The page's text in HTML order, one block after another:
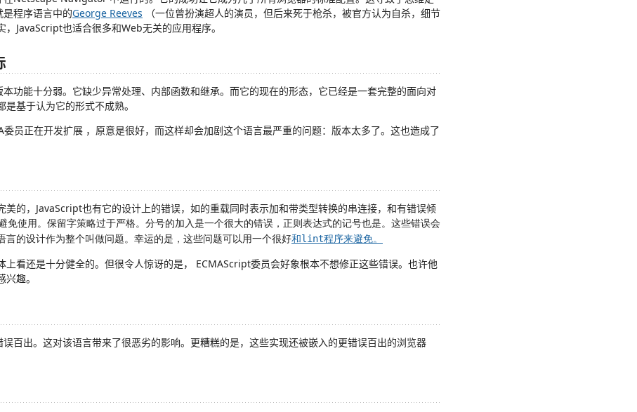
程序语言中的George Reeves （一位曾扮演超人的演员，但后来死于枪杀，被官方认为自杀，细节
JavaScript也适合很多和Web无关的应用程序。
功能十分弱。它缺少异常处理、内部函数和继承。而它的现在的形态，它已经是一套完整的面向对
基于认为它的形式不成熟。
委员正在开发扩展 ，原意是很好，而这样却会加剧这个语言最严重的问题：版本太多了。这也造成了
美的，JavaScript也有它的设计上的错误，如的重载同时表示加和带类型转换的串连接，和有错误倾
免使用。保留字策略过于严格。分号的加入是一个很大的错误，正则表达式的记号也是。这些错误会
言的设计作为整个叫做问题。幸运的是，这些问题可以用一个很好和lint程序来避免。
上看还是十分健全的。但很令人惊讶的是， ECMAScript委员会好象根本不想修正这些错误。也许他
趣。
百出。这对该语言带来了很恶劣的影响。更糟糕的是，这些实现还被嵌入的更错误百出的浏览器